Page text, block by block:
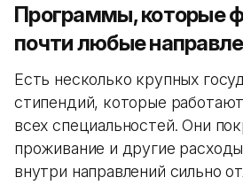
Программы, которые
почти любые
Есть несколько крупных
стипендий, которые
всех специальностей. Они
проживание и другие
внутри направлений сильно